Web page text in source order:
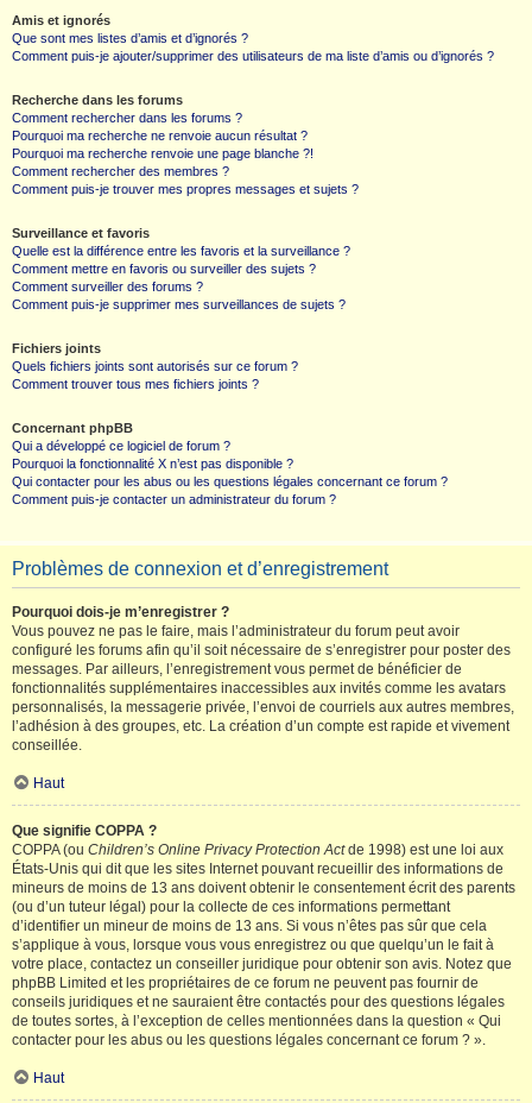
Amis et ignorés
Que sont mes listes d’amis et d’ignorés ?
Comment puis-je ajouter/supprimer des utilisateurs de ma liste d’amis ou d’ignorés ?
Recherche dans les forums
Comment rechercher dans les forums ?
Pourquoi ma recherche ne renvoie aucun résultat ?
Pourquoi ma recherche renvoie une page blanche ?!
Comment rechercher des membres ?
Comment puis-je trouver mes propres messages et sujets ?
Surveillance et favoris
Quelle est la différence entre les favoris et la surveillance ?
Comment mettre en favoris ou surveiller des sujets ?
Comment surveiller des forums ?
Comment puis-je supprimer mes surveillances de sujets ?
Fichiers joints
Quels fichiers joints sont autorisés sur ce forum ?
Comment trouver tous mes fichiers joints ?
Concernant phpBB
Qui a développé ce logiciel de forum ?
Pourquoi la fonctionnalité X n’est pas disponible ?
Qui contacter pour les abus ou les questions légales concernant ce forum ?
Comment puis-je contacter un administrateur du forum ?
Problèmes de connexion et d’enregistrement
Pourquoi dois-je m’enregistrer ?
Vous pouvez ne pas le faire, mais l’administrateur du forum peut avoir
configuré les forums afin qu’il soit nécessaire de s’enregistrer pour poster des
messages. Par ailleurs, l’enregistrement vous permet de bénéficier de
fonctionnalités supplémentaires inaccessibles aux invités comme les avatars
personnalisés, la messagerie privée, l’envoi de courriels aux autres membres,
l’adhésion à des groupes, etc. La création d’un compte est rapide et vivement
conseillée.
Haut
Que signifie COPPA ?
COPPA (ou Children’s Online Privacy Protection Actde 1998) est une loi aux
États-Unis qui dit que les sites Internet pouvant recueillir des informations de
mineurs de moins de 13 ans doivent obtenir le consentement écrit des parents
(ou d’un tuteur légal) pour la collecte de ces informations permettant
d’identifier un mineur de moins de 13 ans. Si vous n’êtes pas sûr que cela
s’applique à vous, lorsque vous vous enregistrez ou que quelqu’un le fait à
votre place, contactez un conseiller juridique pour obtenir son avis. Notez que
phpBB Limited et les propriétaires de ce forum ne peuvent pas fournir de
conseils juridiques et ne sauraient être contactés pour des questions légales
de toutes sortes, à l’exception de celles mentionnées dans la question « Qui
contacter pour les abus ou les questions légales concernant ce forum ? ».
Haut